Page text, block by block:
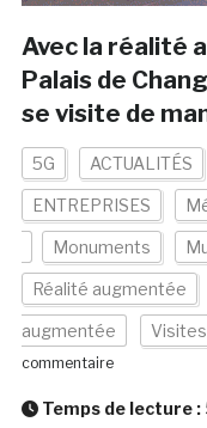
Avec la réalité
Palais de
se visite de
5G ACTUALITÉS
ENTREPRISES
Monuments
Réalité augmentée
augmentée
commentaire
Temps de lecture :